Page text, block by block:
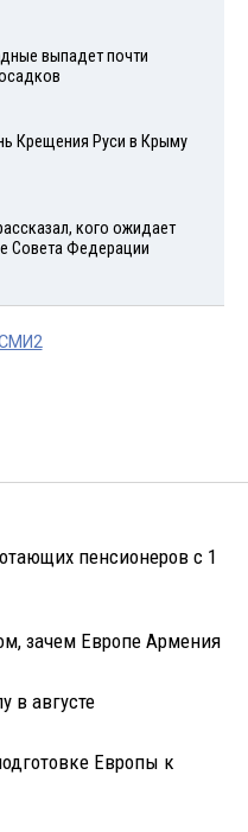
выпадет почти
Крещения Руси в Крыму
кого ожидает
Совета Федерации
пенсионеров с 1
зачем Европе Армения
в августе
Европы к